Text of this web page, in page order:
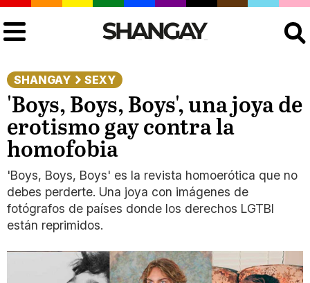
SHANGAY SEXY
'Boys, Boys, Boys', una joya de
erotismo gay contra la
homofobia
'Boys, Boys, Boys' es la revista homoerótica que no
debes perderte. Una joya con imágenes de
fotógrafos de países donde los derechos LGTBI
están reprimidos.